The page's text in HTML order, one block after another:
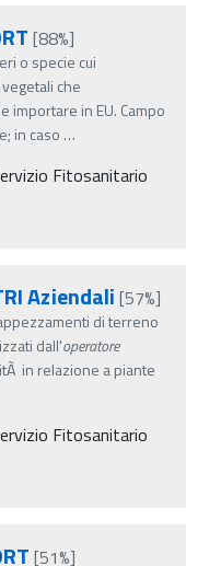
[88%]
o specie cui
che
importare in EU. Campo
in caso …
Fitosanitario
Aziendali [57%]
di terreno
dall'operatore
in relazione a piante
Fitosanitario
[51%]